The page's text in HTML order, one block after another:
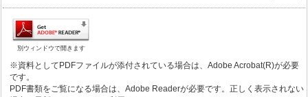
別ウィンドウで開きます
※資料としてPDFファイルが添付されている場合は、Adobe Acrobat(R)が必要
です。
PDF書類をご覧になる場合は、Adobe Readerが必要です。正しく表示されない